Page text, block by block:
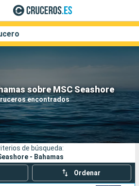
sobre MSC Seashore
encontrados
Compañías
Buscar
de búsqueda:
- Bahamas
Ordenar